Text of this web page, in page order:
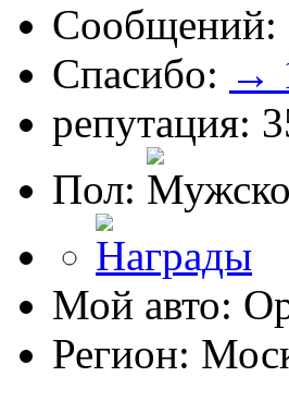
Сообщений:
Спасибо: →
репутация:
Пол:
Мой авто:
Регион: